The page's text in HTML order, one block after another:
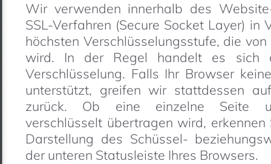
Wir verwenden innerhalb des
SSL-Verfahren (Secure Socket Layer)
höchsten Verschlüsselungsstufe, die
wird. In der Regel handelt es sich
Verschlüsselung. Falls Ihr Browser
unterstützt, greifen wir stattdessen
zurück. Ob eine einzelne Seite
verschlüsselt übertragen wird,
Darstellung des Schüssel-
der unteren Statusleiste Ihres Browsers.